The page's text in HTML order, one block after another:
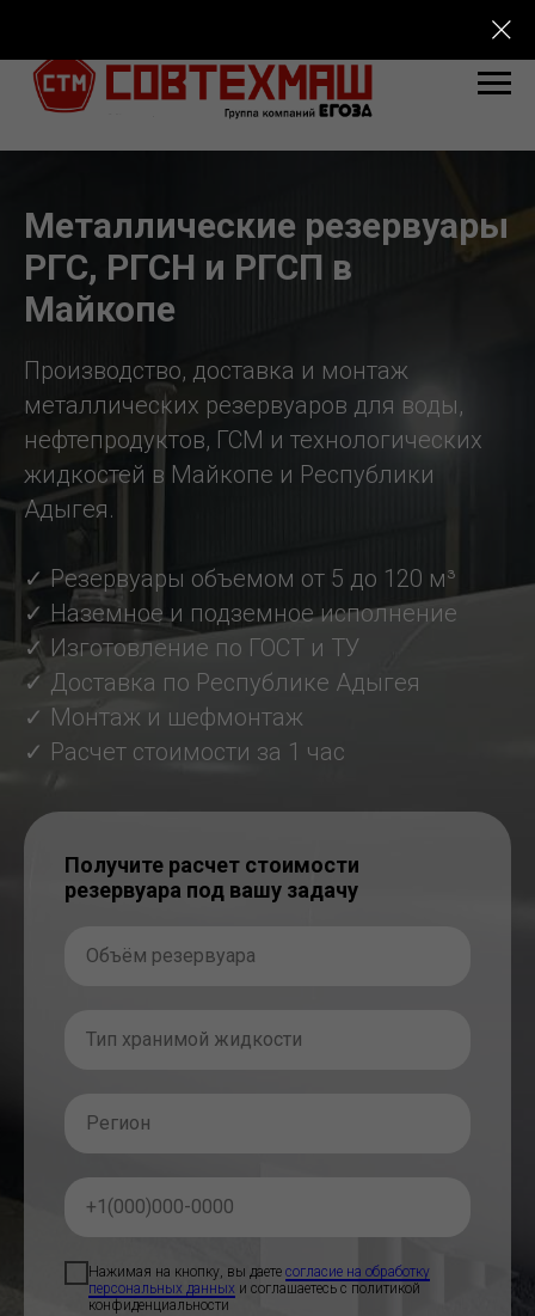
Металлические резервуары
РГС, РГСН и РГСП в
Майкопе
Производство, доставка и монтаж
металлических резервуаров для воды,
нефтепродуктов, ГСМ и технологических
жидкостей в Майкопе и Республики
Адыгея.
✓ Резервуары объемом от 5 до 120 м³
✓ Наземное и подземное исполнение
✓ Изготовление по ГОСТ и ТУ
✓ Доставка по Республике Адыгея
✓ Монтаж и шефмонтаж
✓ Расчет стоимости за 1 час
Получите расчет стоимости
резервуара под вашу задачу
Нажимая на кнопку, вы даете согласие на обработку
персональных данных и соглашаетесь c политикой
конфиденциальности